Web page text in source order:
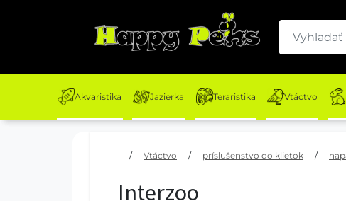
Akvaristika Jazierka Teraristika Vtáctvo
/ Vtáctvo / príslušenstvo do klietok /
Interzoo